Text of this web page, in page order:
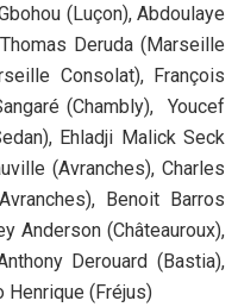
(Luçon), Abdoulaye
Deruda (Marseille
Consolat), François
(Chambly), Youcef
Ehladji Malick Seck
(Avranches), Charles
Benoit Barros
Anderson (Châteauroux),
Derouard (Bastia),
Henrique (Fréjus)